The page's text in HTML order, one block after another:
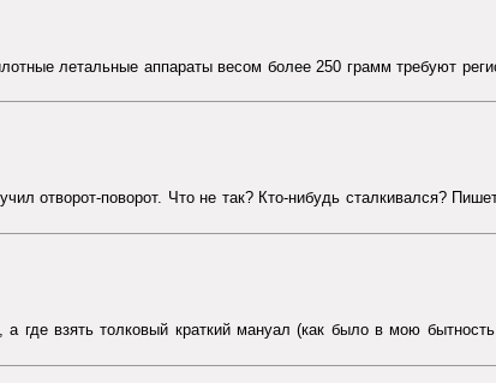
летальные аппараты весом более 250 грамм требуют
отворот-поворот. Что не так? Кто-нибудь сталкивался?
где взять толковый краткий мануал (как было в мою